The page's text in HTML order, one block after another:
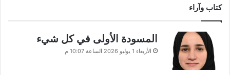
كتاب وآراء
المسودة الأولى في كل شيء
الأربعاء 1 يوليو 2026 الساعة 10:07 م